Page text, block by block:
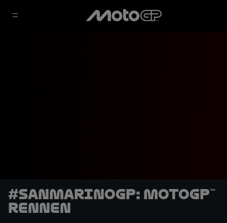
#SanMarinoGP: MotoGP™
Rennen